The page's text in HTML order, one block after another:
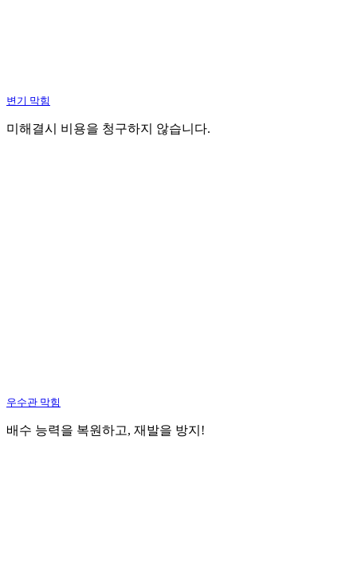
변기 막힘
미해결시 비용을 청구하지 않습니다.
우수관 막힘
배수 능력을 복원하고, 재발을 방지!